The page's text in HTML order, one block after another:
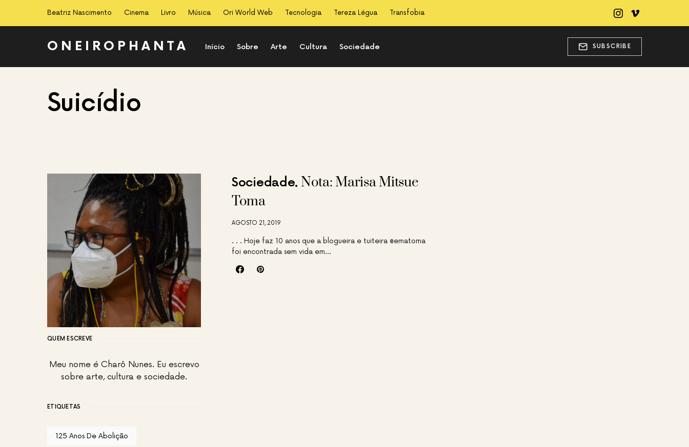
Beatriz Nascimento Cinema Livro Música Ori World Web Tecnologia Tereza Légua Transfobia
ONEIROPHANTA Início Sobre Arte Cultura Sociedade SUBSCRIBE
Suicídio
Sociedade Nota: Marisa Mitsue
Toma
AGOSTO 21, 2019
. . . Hoje faz 10 anos que a blogueira e tuiteira @ematoma
foi encontrada sem vida em…
QUEM ESCREVE
Meu nome é Charô Nunes. Eu escrevo
sobre arte, cultura e sociedade.
ETIQUETAS
125 Anos De Abolição